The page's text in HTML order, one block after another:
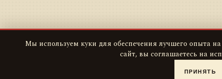
Мы используем куки для обеспечения лучшего опыта
сайт, вы соглашаетесь на
ПРИНЯТЬ